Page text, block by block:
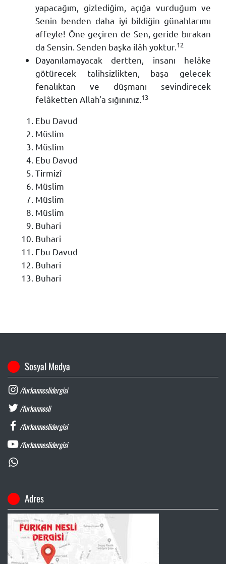
yapacağım, gizlediğim, açığa vurduğum ve
Senin benden daha iyi bildiğin günahlarımı
affeyle! Öne geçiren de Sen, geride bırakan
da Sensin. Senden başka ilâh yoktur. 12
Dayanılamayacak dertten, insanı helâke
götürecek talihsizlikten, başa gelecek
fenalıktan ve düşmanı sevindirecek
felâketten Allah’a sığınınız. 13
Ebu Davud
Müslim
Müslim
Ebu Davud
Tirmizî
Müslim
Müslim
Müslim
Buhari
Buhari
Ebu Davud
Buhari
Buhari
Sosyal Medya
/furkanneslidergisi
/furkannesli
/furkanneslidergisi
/furkanneslidergisi
Adres